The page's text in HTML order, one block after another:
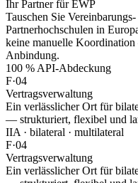
Ihr Partner fürEWP
Tauschen Sie
Partnerhochschulen in
keine manuelle
Anbindung.
100 % API-Abdeckung
F·04
Vertragsverwaltung
Ein verlässlicher Ort für
— strukturiert, flexibel und
IIA · bilateral · multilateral
F·04
Vertragsverwaltung
Ein verlässlicher Ort für